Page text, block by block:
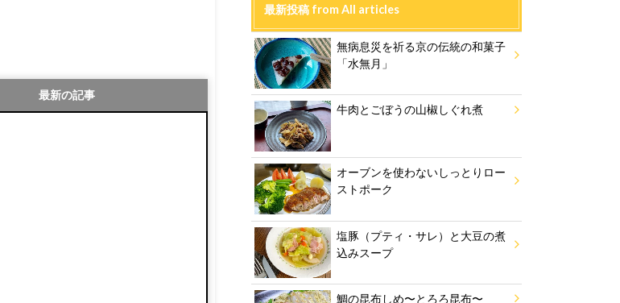
最新の記事
最新投稿 from All articles
無病息災を祈る京の伝統の和菓子
「水無月」
牛肉とごぼうの山椒しぐれ煮
オーブンを使わないしっとりロー
ストポーク
塩豚（プティ・サレ）と大豆の煮
込みスープ
鯛の昆布しめ〜とろろ昆布〜